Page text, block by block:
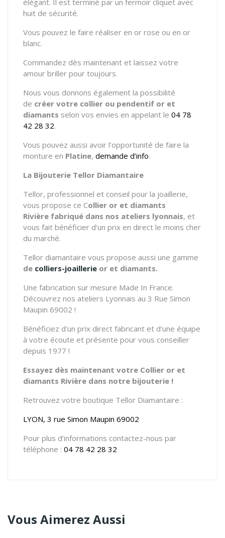
huit de sécurité.
Vous pouvez le faire réaliser en or rose ou en or
blanc.
Commandez dès maintenant et laissez votre
amour briller pour toujours.
Nous vous donnons également la possibilité
de créer votre collier ou pendentif or et
diamants selon vos envies en appelant le 04 78
42 28 32.
Vous pouvez aussi avoir l’opportunité de faire la
monture en Platine, demande d’info.
La Bijouterie Tellor Diamantaire
Tellor, professionnel et conseil pour la joaillerie,
vous propose ce Collier or et diamants
Rivière fabriqué dans nos ateliers lyonnais, et
vous fait bénéficier d'un prix en direct le moins cher
du marché.
Tellor diamantaire vous propose aussi une gamme
de colliers-joaillerie or et diamants.
Une fabrication sur mesure Made In France.
Découvrez nos ateliers Lyonnais au 3 Rue Simon
Maupin 69002 !
Bénéficiez d'un prix direct fabricant et d'une équipe
à votre écoute et présente pour vous conseiller
depuis 1977 !
Essayez dès maintenant votre Collier or et
diamants Rivière dans notre bijouterie !
Retrouvez votre boutique Tellor Diamantaire :
LYON, 3 rue Simon Maupin 69002
Pour plus d’informations contactez-nous par
téléphone : 04 78 42 28 32
Vous Aimerez Aussi